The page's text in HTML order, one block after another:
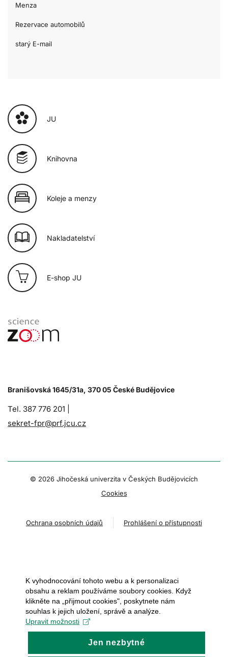
Menza
Rezervace automobilů
starý E-mail
JU
Knihovna
Koleje a menzy
Nakladatelství
E-shop JU
Branišovská 1645/31a, 370 05 České Budějovice
Tel. 387 776 201 |
sekret-fpr@prf.jcu.cz
© 2026 Jihočeská univerzita v Českých Budějovicích
Cookies
Ochrana osobních údajů Prohlášení o přístupnosti
K vyhodnocování tohoto webu a k personalizaci
obsahu a reklam používáme soubory cookies. Když
klikněte na „přijmout cookies", poskytnete nám
souhlas k jejich uložení, správě a analýze.
Upravit možnosti
Jen nezbytné